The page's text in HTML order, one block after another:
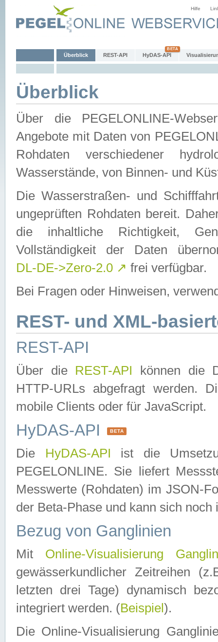
Hilfe
Überblick REST-API HyDAS-API
Überblick
Über die PEGELONLINE-
Angebote mit Daten von
Rohdaten verschiedener
Wasserstände, von Binnen- und
Die Wasserstraßen- und
ungeprüften Rohdaten bereit.
die inhaltliche Richtigkeit,
Vollständigkeit der Daten
DL-DE->Zero-2.0 ↗ frei verfügbar.
Bei Fragen oder Hinweisen,
REST- und XML-
REST-API
Über die REST-API können die
HTTP-URLs abgefragt werden.
mobile Clients oder für JavaScript.
HyDAS-API BETA
Die HyDAS-API ist die
PEGELONLINE. Sie liefert
Messwerte (Rohdaten) im JSON-
der Beta-Phase und kann sich noch
Bezug von Ganglinien
Mit Online-Visualisierung
gewässerkundlicher Zeitreihen
letzten drei Tage) dynamisch
integriert werden. (Beispiel ).
Die Online-Visualisierung